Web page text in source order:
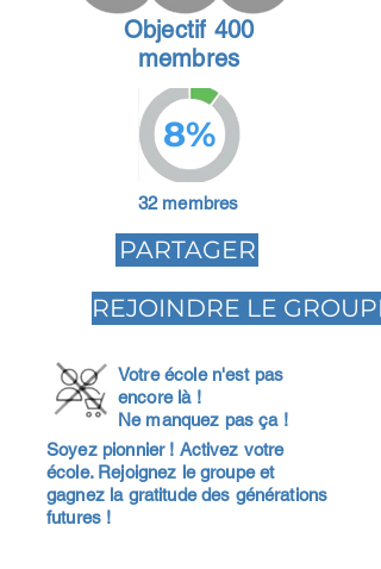
Objectif 400
membres
8%
32 membres
PARTAGER
REJOINDRE LE GROUPE
Votre école n'est pas
encore là !
Ne manquez pas ça !
Soyez pionnier ! Activez votre
école. Rejoignez le groupe et
gagnez la gratitude des générations
futures !